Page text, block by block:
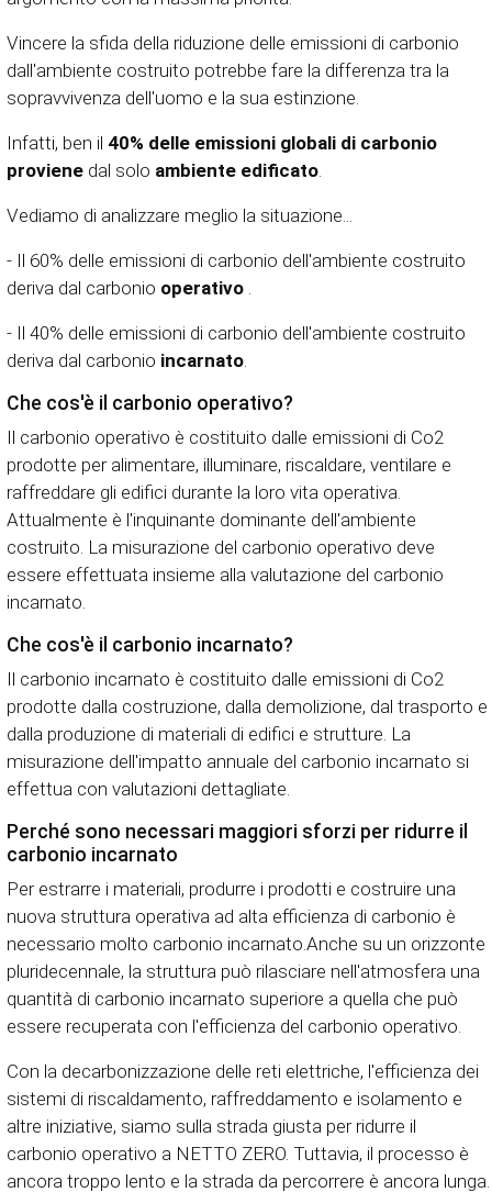
Vincere la sfida della riduzione delle emissioni di carbonio
dall'ambiente costruito potrebbe fare la differenza tra la
sopravvivenza dell'uomo e la sua estinzione.
Infatti, ben il 40% delle emissioni globali di carbonio
proviene dal solo ambiente edificato.
Vediamo di analizzare meglio la situazione...
- Il 60% delle emissioni di carbonio dell'ambiente costruito
deriva dal carbonio operativo .
- Il 40% delle emissioni di carbonio dell'ambiente costruito
deriva dal carbonio incarnato.
Che cos'è il carbonio operativo?
Il carbonio operativo è costituito dalle emissioni di Co2
prodotte per alimentare, illuminare, riscaldare, ventilare e
raffreddare gli edifici durante la loro vita operativa.
Attualmente è l'inquinante dominante dell'ambiente
costruito. La misurazione del carbonio operativo deve
essere effettuata insieme alla valutazione del carbonio
incarnato.
Che cos'è il carbonio incarnato?
Il carbonio incarnato è costituito dalle emissioni di Co2
prodotte dalla costruzione, dalla demolizione, dal trasporto e
dalla produzione di materiali di edifici e strutture. La
misurazione dell'impatto annuale del carbonio incarnato si
effettua con valutazioni dettagliate.
Perché sono necessari maggiori sforzi per ridurre il
carbonio incarnato
Per estrarre i materiali, produrre i prodotti e costruire una
nuova struttura operativa ad alta efficienza di carbonio è
necessario molto carbonio incarnato.Anche su un orizzonte
pluridecennale, la struttura può rilasciare nell'atmosfera una
quantità di carbonio incarnato superiore a quella che può
essere recuperata con l'efficienza del carbonio operativo.
Con la decarbonizzazione delle reti elettriche, l'efficienza dei
sistemi di riscaldamento, raffreddamento e isolamento e
altre iniziative, siamo sulla strada giusta per ridurre il
carbonio operativo a NETTO ZERO. Tuttavia, il processo è
ancora troppo lento e la strada da percorrere è ancora lunga.